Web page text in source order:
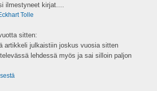
ilmestyneet kirjat....
Tolle
sitten:
artikkeli julkaistiin joskus vuosia sitten
lehdessä myös ja sai silloin paljon